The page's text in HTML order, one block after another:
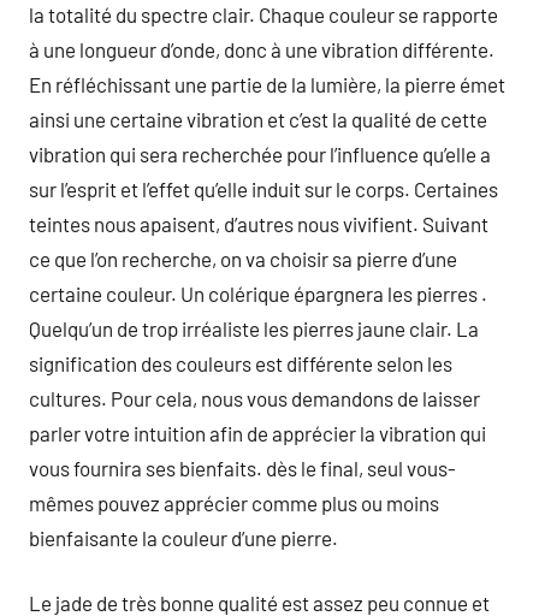
la totalité du spectre clair. Chaque couleur se rapporte
à une longueur d’onde, donc à une vibration différente.
En réfléchissant une partie de la lumière, la pierre émet
ainsi une certaine vibration et c’est la qualité de cette
vibration qui sera recherchée pour l’influence qu’elle a
sur l’esprit et l’effet qu’elle induit sur le corps. Certaines
teintes nous apaisent, d’autres nous vivifient. Suivant
ce que l’on recherche, on va choisir sa pierre d’une
certaine couleur. Un colérique épargnera les pierres .
Quelqu’un de trop irréaliste les pierres jaune clair. La
signification des couleurs est différente selon les
cultures. Pour cela, nous vous demandons de laisser
parler votre intuition afin de apprécier la vibration qui
vous fournira ses bienfaits. dès le final, seul vous-
mêmes pouvez apprécier comme plus ou moins
bienfaisante la couleur d’une pierre.
Le jade de très bonne qualité est assez peu connue et